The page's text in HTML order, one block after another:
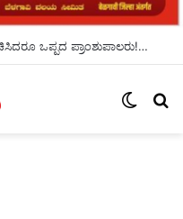
*ಮುಖ್ಯಮಂತ್ರಿಗಳೇ ಸೀಟು ಕೊಡಲು ಸೂಚಿಸಿದರೂ ಒಪ್ಪದ ಪ್ರಾಂಶುಪಾಲರು!ಶಾಲಾದಿನಗಳನ್ನು ಸ್ಮರಿಸಿದ ಸಿಎಂ*